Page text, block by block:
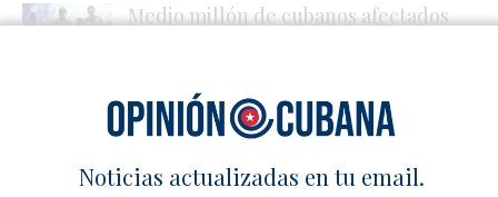
Medio millón de cubanos afectados
22 marzo 2025 Redacción 0
Noticias actualizadas en tu email.